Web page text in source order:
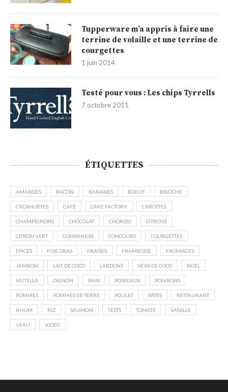
Tupperware m’a appris à faire une
terrine de volaille et une terrine de
courgettes
1 juin 2014
Testé pour vous : Les chips Tyrrells
7 octobre 2011
ÉTIQUETTES
AMANDES BACON BANANES BOEUF BRIOCHE
CACAHUÈTES CAFÉ CAKE FACTORY CAROTTES
CHAMPIGNONS CHOCOLAT CHORIZO CITRONS
CITRON VERT COMPANION CONCOURS COURGETTES
EPICES FOIE GRAS FRAISES FRAMBOISE FROMAGES
JAMBON LAIT DE COCO LARDONS NOIX DE COCO NOËL
NUTELLA OIGNON PAIN POIREAUX POIVRONS
POMMES POMMES DE TERRE POULET PÂTES RESTAURANT
RHUM RIZ SAUMON TESTS TOMATE VANILLE
VEAU VIDÉO